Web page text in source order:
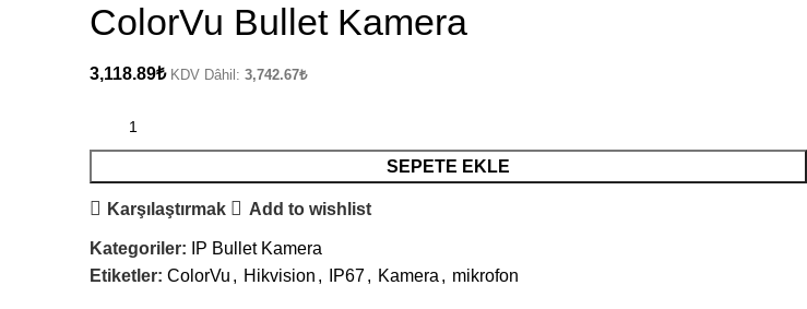
ColorVu Bullet Kamera
3,118.89₺ KDV Dâhil: 3,742.67₺
SEPETE EKLE
Karşılaştırmak Add to wishlist
Kategoriler:
IP Bullet Kamera
Etiketler: ColorVu , Hikvision , IP67, Kamera , mikrofon